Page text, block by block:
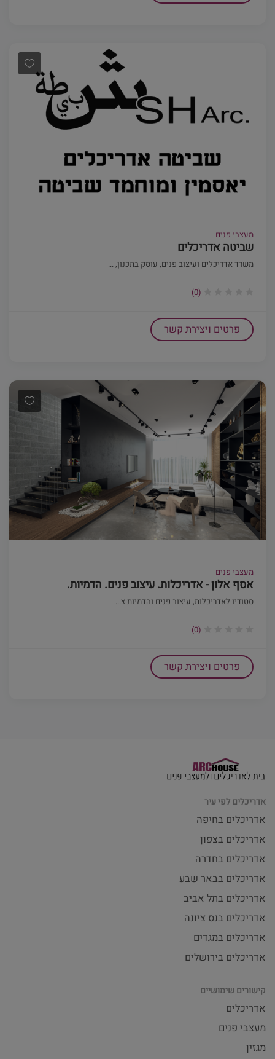
מעצבי פנים
שביטה אדריכלים
משרד אדריכלים ועיצוב פנים, עוסק בתכנון, ...
(0)
פרטים ויצירת קשר
מעצבי פנים
אסף אלון - אדריכלות. עיצוב פנים. הדמיות.
סטודיו לאדריכלות, עיצוב פנים והדמיות צ...
(0)
פרטים ויצירת קשר
אדריכלים לפי עיר
אדריכלים בחיפה
אדריכלים בצפון
אדריכלים בחדרה
אדריכלים בבאר שבע
אדריכלים בתל אביב
אדריכלים בנס ציונה
אדריכלים במגדים
אדריכלים בירושלים
קישורים שימושיים
אדריכלים
מעצבי פנים
מגזין